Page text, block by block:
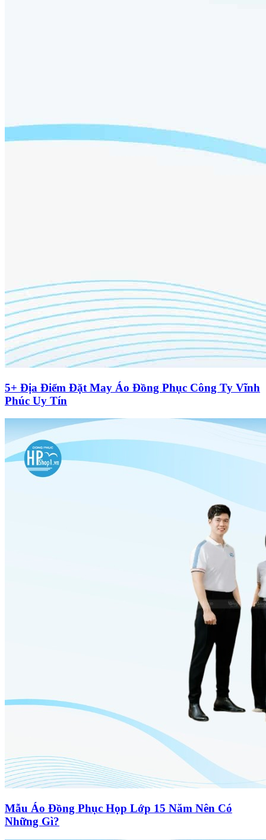
5+ Địa Điểm Đặt May Áo Đồng Phục Công Ty Vĩnh
Phúc Uy Tín
Mẫu Áo Đồng Phục Họp Lớp 15 Năm Nên Có
Những Gì?